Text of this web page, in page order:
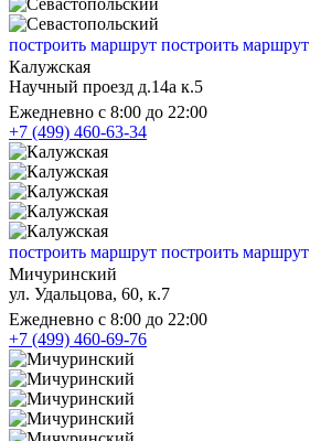
построить маршрут построить маршрут
Калужская
Научный проезд д.14а к.5
Ежедневно с 8:00 до 22:00
+7 (499) 460-63-34
построить маршрут построить маршрут
Мичуринский
ул. Удальцова, 60, к.7
Ежедневно с 8:00 до 22:00
+7 (499) 460-69-76